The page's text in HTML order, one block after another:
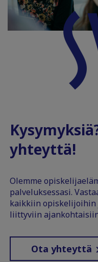
yhteyttä!
Olemme
palveluksessasi.
kaikkiin opiskelijoihin
liittyviin
Ota yhteyttä